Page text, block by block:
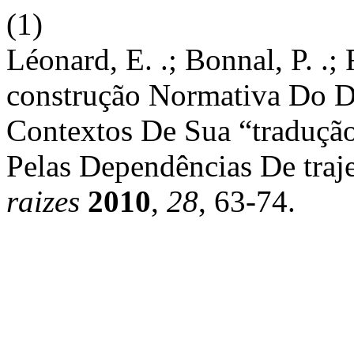
(1)
Léonard, E. .; Bonnal, P. .;
construção Normativa Do
Contextos De Sua
Pelas Dependências De
raizes 2010, 28, 63-74.